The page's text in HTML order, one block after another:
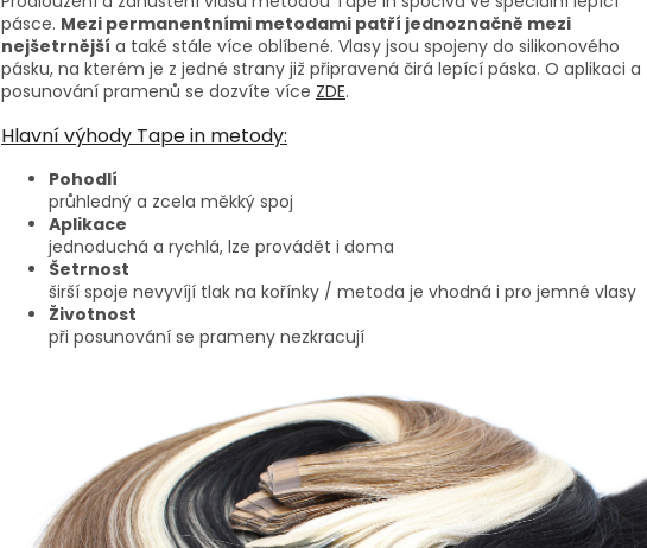
pásce. Mezi permanentními metodami patří jednoznačně mezi
nejšetrnější a také stále více oblíbené. Vlasy jsou spojeny do silikonového
pásku, na kterém je z jedné strany již připravená čirá lepící páska. O aplikaci a
posunování pramenů se dozvíte více ZDE.
Hlavní výhody Tape in metody:
Pohodlí
průhledný a zcela měkký spoj
Aplikace
jednoduchá a rychlá, lze provádět i doma
Šetrnost
širší spoje nevyvíjí tlak na kořínky / metoda je vhodná i pro jemné vlasy
Životnost
při posunování se prameny nezkracují